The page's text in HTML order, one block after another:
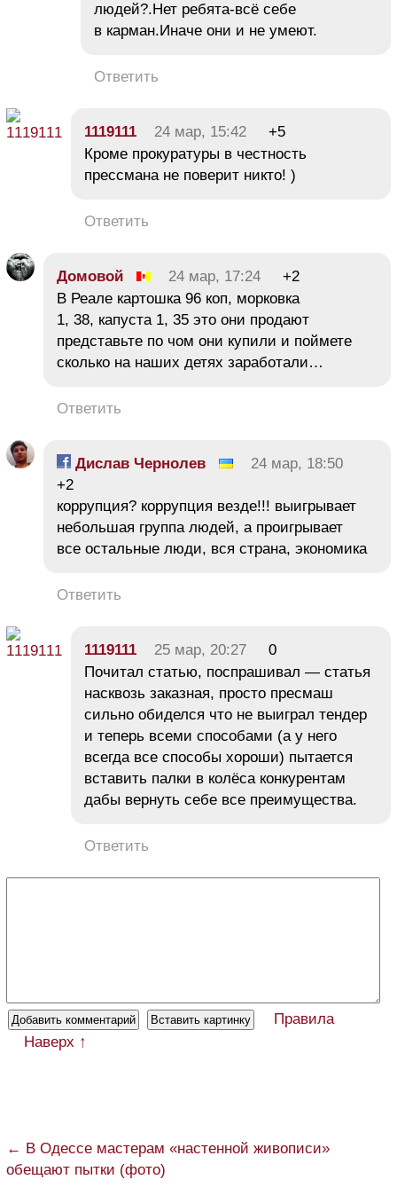
людей?.Нет ребята-всё себе
в карман.Иначе они и не умеют.
Ответить
1119111 24 мар, 15:42
+5
Кроме прокуратуры в честность
прессмана не поверит никто! )
Ответить
Домовой 24 мар, 17:24
+2
В Реале картошка 96 коп, морковка
1, 38, капуста 1, 35 это они продают
представьте по чом они купили и поймете
сколько на наших детях заработали…
Ответить
Дислав Чернолев
24 мар, 18:50
+2
коррупция? коррупция везде!!! выигрывает
небольшая группа людей, а проигрывает
все остальные люди, вся страна, экономика
Ответить
1119111 25 мар, 20:27
0
Почитал статью, поспрашивал — статья
насквозь заказная, просто пресмаш
сильно обиделся что не выиграл тендер
и теперь всеми способами (а у него
всегда все способы хороши) пытается
вставить палки в колёса конкурентам
дабы вернуть себе все преимущества.
Ответить
Правила
Наверх ↑
← В Одессе мастерам «настенной живописи»
обещают пытки (фото)